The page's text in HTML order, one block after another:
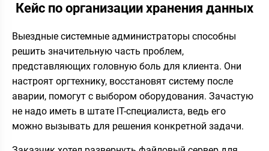
Кейс по организации хранения данных
Выездные системные администраторы способны
решить значительную часть проблем,
представляющих головную боль для клиента. Они
настроят оргтехнику, восстановят систему после
аварии, помогут с выбором оборудования. Зачастую
не надо иметь в штате IT-специалиста, ведь его
можно вызывать для решения конкретной задачи.